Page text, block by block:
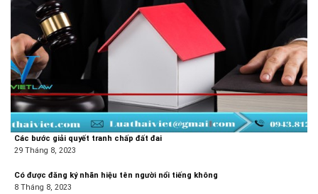
Các bước giải quyết tranh chấp đất đai
29 Tháng 8, 2023
Có được đăng ký nhãn hiệu tên người nổi tiếng không
8 Tháng 8, 2023